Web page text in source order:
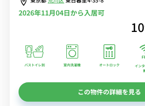
2026年11月04日から入居可
バストイレ別 室内洗濯機 オートロック
イン
この物件の詳細を見る